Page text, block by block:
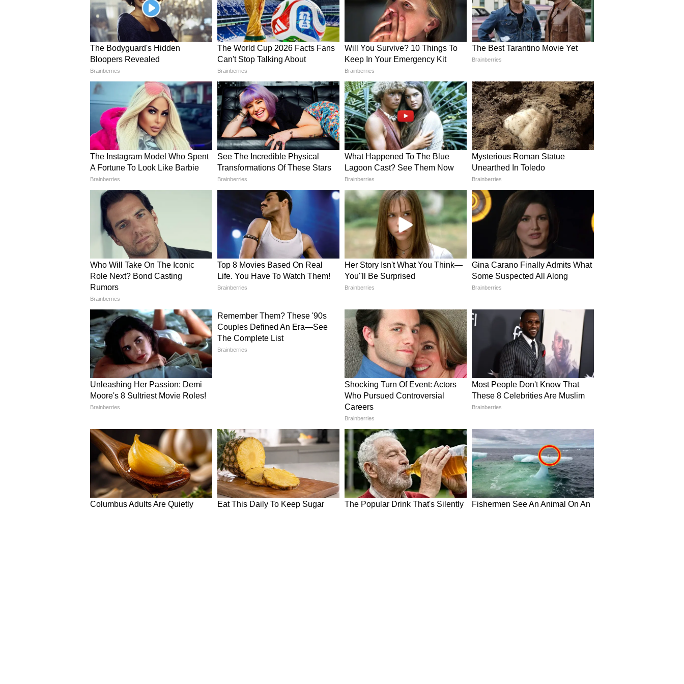
मनचाहा भोजन मिलेगा। थोड़ा समय दोस्तों के साथ भी बिताएंगे। आर्थिक स्थिति पहले से मजबूत
होगी। इनकम के स्रोत बढ़ेंगे। विद्यार्थियों को जल्द ही विदेश जाने का अवसर मिल सकता है।
कन्या राशिफल 20 दिसंबर 2023 (Dainik Kanya Rashifal)
गणेशजी कहते हैं कि जमीन-जायदाद से जुड़ा कोई बड़ा सौदा आ हो सकता है। आपको हर काम
सावधानी से करना होगा, नहीं तो विवाद की स्थिति बन सकती है। ऑफिस में स्थिति अनुकूल रहेगी।
परिवार और मित्रों के साथ मनोरंजन में समय व्यतीत होगा। सेहत के मामलों को हल्के में न लें।
तुला राशिफल 20 दिसंबर 2023 (Dainik Tula Rashifal)
गणेशजी कहते हैं कि व्यापार में की गई साझेदारी आपको फायदा पहुंचाएगी। पति-पत्नी के बीच
संबंध और मधुर होंगे। ऑफिस में काम अधिक होने से मानसिक थकान रहेगी। टारगेट पूरे करने के
लिए अतिरिक्त प्रयास करने होंगे। किसी धार्मिक या सामाजिक समारोह में जाने का अवसर मिलेगा।
वृश्चिक राशिफल 20 दिसंबर 2023 (Dainik Vrischik Rashifal)
गणेशजी कहते हैं कि आज आप बिजनेस से जुड़ी कोई नई योजना बना सकते हैं। घर का माहौल ठीक
रहेगा, जीवनसाथी का पूरा-पूरा सहयोग मिलेगा। डायबिटिज से मरीजों को खास सावधानी रखनी
होगी। परिवार के साथ घर की सजावट से जुड़ी चीजें खरीदने में समय व्यतीत हो सकता है।
धनु राशिफल 20 दिसंबर 2023 (Dainik Dhanu Rashifal)
गणेशजी कहते हैं कि सरकारी कामों में सफलता मिलेगी, कोई बड़ा प्रोजेक्ट हाथ लग सकता है। लव
लाइफ को लेकर परेशानी बनी रहेगी, आप कोई ठोस निर्णय नहीं ले पाएंगे। नौकरी में न चाहते हुए भी
कुछ काम करने पड़ सकते हैं। माता-पिता की सेहत का ध्यान रखें। बेकार का कामों में पैसा खर्च
होगा।
मकर राशिफल 20 दिसंबर 2023 (Dainik Makar Rashifal)
गणेशजी कहते हैं कि परिवार पर अनुशासन बनाने के लिए आप कोई सख्त फैसला ले सकते हैं।
परिवार के साथ धार्मिक समारोह में जा सकते हैं। सेहत अच्छी रहेगी। तनाव से आज कुछ राहत मिल
सकती है। कोई महत्वपूर्ण काम शुरू करने के लिए आज का दिन अच्छा है। इनकम ठीक-ठाक रहेगी।
कुंभ राशिफल 20 दिसंबर 2023 (Dainik Kumbh Rashifal)
गणेशजी कहते हैं कि आज कारोबार को बढ़ाने के लिए कोई नई योजना आप बना सकते हैं, जिसमें
सफलता भी मिलेगी। कोई महत्वपूर्ण इच्छा पूरी होने से मन प्रसन्न रहेगी। सेहत के मामलों में सावधान
रहने की जरूरत है। पति-पत्नी में किसी बात पर विवाद हो सकता है। संतान की गतिविधियों पर
नजर रखें।
मीन राशिफल 20 दिसंबर 2023 (Dainik Meen Rashifal)